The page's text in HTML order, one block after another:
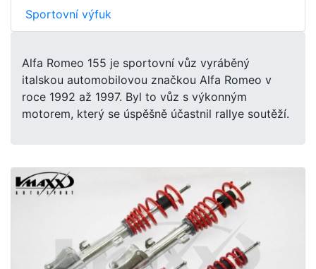
Sportovní výfuk
Alfa Romeo 155 je sportovní vůz vyráběný
italskou automobilovou značkou Alfa Romeo v
roce 1992 až 1997. Byl to vůz s výkonným
motorem, který se úspěšně účastnil rallye soutěží.